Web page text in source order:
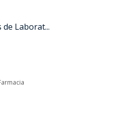
Laborat...